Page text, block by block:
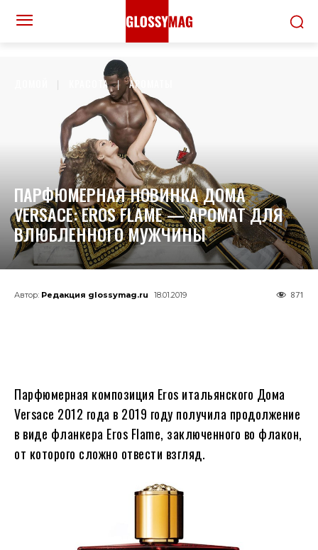
КРАСОТА АРОМАТЫ
ПАРФЮМЕРНАЯ НОВИНКА ДОМА
VERSACE: EROS FLAME — АРОМАТ ДЛЯ
ВЛЮБЛЕННОГО МУЖЧИНЫ
Автор: Редакция glossymag.ru 18.01.2019 871
Парфюмерная композиция Eros итальянского Дома
Versace 2012 года в 2019 году получила продолжение
в виде фланкера Eros Flame, заключенного во флакон,
от которого сложно отвести взгляд.